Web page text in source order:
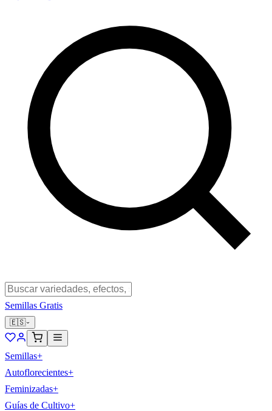
Semillas Gratis
🇪🇸
Semillas+
Autoflorecientes+
Feminizadas+
Guías de Cultivo+